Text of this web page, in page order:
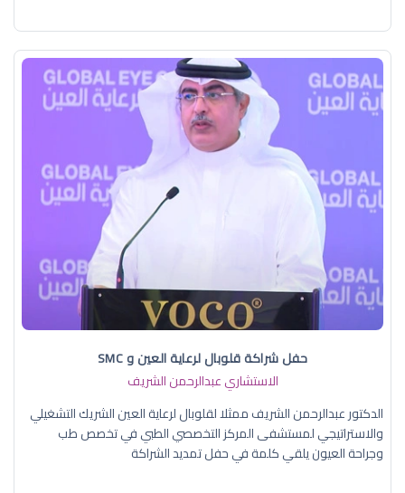
حفل شراكة قلوبال لرعاية العين و SMC
الاستشاري عبدالرحمن الشريف
الدكتور عبدالرحمن الشريف ممثلا لقلوبال لرعاية العين الشريك التشغيلي
والاستراتيجي لمستشفى المركز التخصصي الطبي في تخصص طب
وجراحة العيون يلقي كلمة في حفل تمديد الشراكة